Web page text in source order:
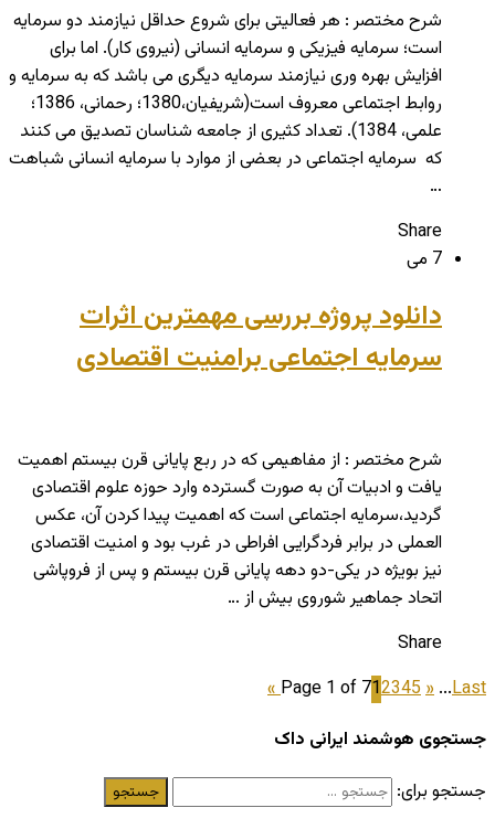
شرح مختصر : هر فعالیتی برای شروع حداقل نیازمند دو سرمایه
است؛ سرمایه فیزیکی و سرمایه انسانی (نیروی کار). اما برای
افزایش بهره وری نیازمند سرمایه دیگری می باشد که به سرمایه و
روابط اجتماعی معروف است(شریفیان،1380؛ رحمانی، 1386؛
علمی، 1384). تعداد کثیری از جامعه شناسان تصدیق می کنند
که سرمایه اجتماعی در بعضی از موارد با سرمایه انسانی شباهت
…
Share
7 می
دانلود پروژه بررسی مهمترین اثرات
سرمایه اجتماعی برامنیت اقتصادی
شرح مختصر : از مفاهیمی که در ربع پایانی قرن بیستم اهمیت
یافت و ادبیات آن به صورت گسترده وارد حوزه علوم اقتصادی
گردید،سرمایه اجتماعی است که اهمیت پیدا کردن آن، عکس
العملی در برابر فردگرایی افراطی در غرب بود و امنیت اقتصادی
نیز بویژه در یکی-دو دهه پایانی قرن بیستم و پس از فروپاشی
اتحاد جماهیر شوروی بیش از …
Share
Page 1 of 712345» ...Last »
جستجوی هوشمند ایرانی داک
جستجو برای: